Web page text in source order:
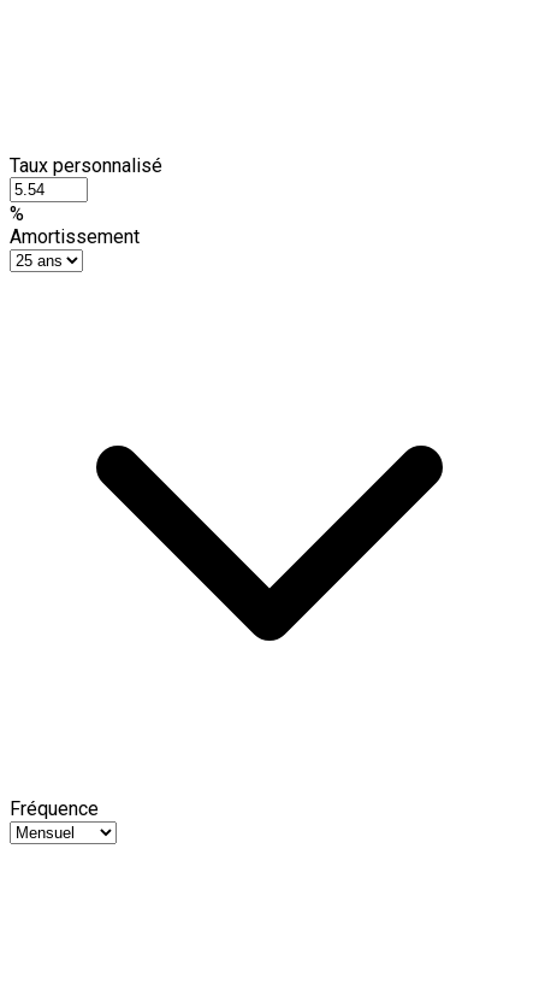
Taux personnalisé
%
Amortissement
Fréquence